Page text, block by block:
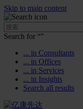
Skip to main content
Search for “”
... in Consultants
... in Offices
... in Services
... in Insights
Search all results